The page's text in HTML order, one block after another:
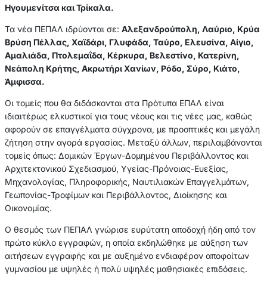
Ηγουμενίτσα και Τρίκαλα.
Τα νέα ΠΕΠΑΛ ιδρύονται σε: Αλεξανδρούπολη, Λαύριο, Κρύα
Βρύση Πέλλας, Χαϊδάρι, Γλυφάδα, Ταύρο, Ελευσίνα, Αίγιο,
Αμαλιάδα, Πτολεμαΐδα, Κέρκυρα, Βελεστίνο, Κατερίνη,
Νεάπολη Κρήτης, Ακρωτήρι Χανίων, Ρόδο, Σύρο, Κιάτο,
Άμφισσα.
Οι τομείς που θα διδάσκονται στα Πρότυπα ΕΠΑΛ είναι
ιδιαιτέρως ελκυστικοί για τους νέους και τις νέες μας, καθώς
αφορούν σε επαγγέλματα σύγχρονα, με προοπτικές και μεγάλη
ζήτηση στην αγορά εργασίας. Μεταξύ άλλων, περιλαμβάνονται
τομείς όπως: Δομικών Έργων-Δομημένου Περιβάλλοντος και
Αρχιτεκτονικού Σχεδιασμού, Υγείας-Πρόνοιας-Ευεξίας,
Μηχανολογίας, Πληροφορικής, Ναυτιλιακών Επαγγελμάτων,
Γεωπονίας-Τροφίμων και Περιβάλλοντος, Διοίκησης και
Οικονομίας.
Ο θεσμός των ΠΕΠΑΛ γνώρισε ευρύτατη αποδοχή ήδη από τον
πρώτο κύκλο εγγραφών, η οποία εκδηλώθηκε με αύξηση των
αιτήσεων εγγραφής και με αυξημένο ενδιαφέρον αποφοίτων
γυμνασίου με υψηλές ή πολύ υψηλές μαθησιακές επιδόσεις.